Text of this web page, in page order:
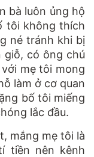
bà luôn ủng hộ
tôi không thích
né tránh khi bị
giỗ, có ông chú
mẹ tôi mong
làm ở cơ quan
bố tôi miếng
lắc đầu.
mắng mẹ tôi là
tiền nên kênh